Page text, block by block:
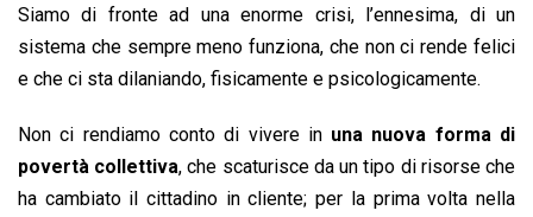
Siamo di fronte ad una enorme crisi, l’ennesima, di un
sistema che sempre meno funziona, che non ci rende felici
e che ci sta dilaniando, fisicamente e psicologicamente.
Non ci rendiamo conto di vivere in una nuova forma di
povertà collettiva, che scaturisce da un tipo di risorse che
ha cambiato il cittadino in cliente; per la prima volta nella